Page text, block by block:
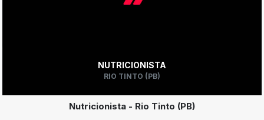
NUTRICIONISTA
RIO TINTO (PB)
Nutricionista - Rio Tinto (PB)